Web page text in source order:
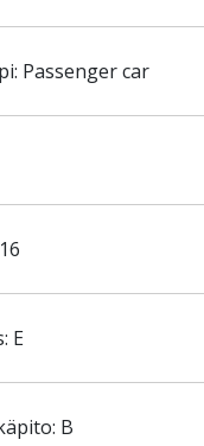
Passenger car
E
B